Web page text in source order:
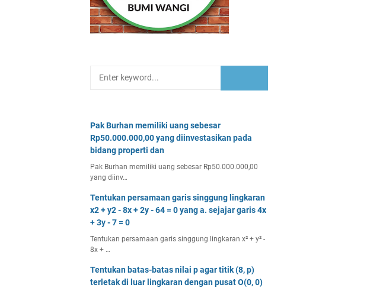
Pak Burhan memiliki uang sebesar
Rp50.000.000,00 yang diinvestasikan pada
bidang properti dan
Pak Burhan memiliki uang sebesar Rp50.000.000,00
yang diinv…
Tentukan persamaan garis singgung lingkaran
x2 + y2 - 8x + 2y - 64 = 0 yang a. sejajar garis 4x
+ 3y - 7 = 0
Tentukan persamaan garis singgung lingkaran x² + y² -
8x + …
Tentukan batas-batas nilai p agar titik (8, p)
terletak di luar lingkaran dengan pusat O(0, 0)